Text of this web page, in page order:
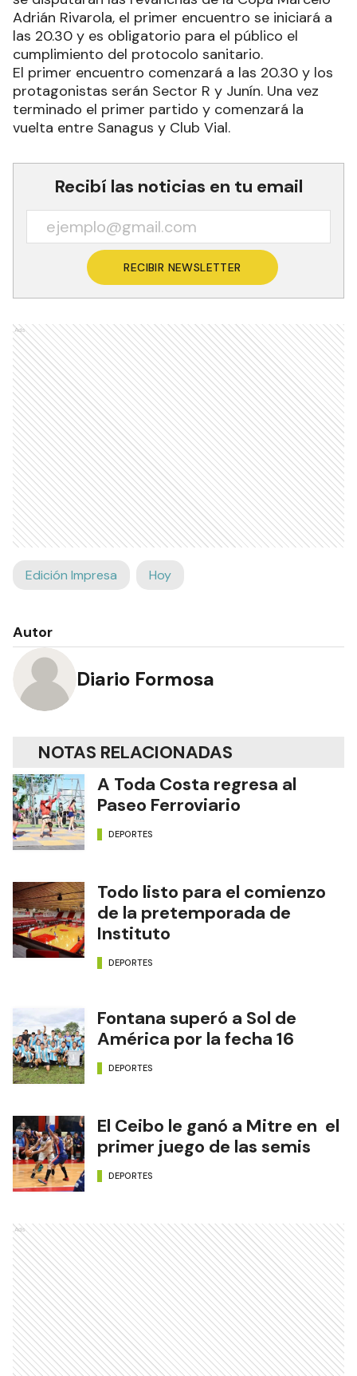
Adrián Rivarola, el primer encuentro se iniciará a
las 20.30 y es obligatorio para el público el
cumplimiento del protocolo sanitario.
El primer encuentro comenzará a las 20.30 y los
protagonistas serán Sector R y Junín. Una vez
terminado el primer partido y comenzará la
vuelta entre Sanagus y Club Vial.
Recibí las noticias en tu email
RECIBIR NEWSLETTER
Ads
Edición Impresa Hoy
Autor
Diario Formosa
NOTAS RELACIONADAS
A Toda Costa regresa al
Paseo Ferroviario
DEPORTES
Todo listo para el comienzo
de la pretemporada de
Instituto
DEPORTES
Fontana superó a Sol de
América por la fecha 16
DEPORTES
El Ceibo le ganó a Mitre en el
primer juego de las semis
DEPORTES
Ads